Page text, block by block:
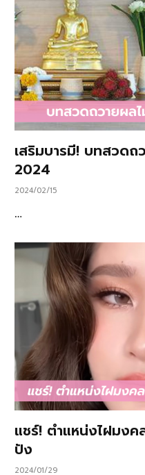
เสริมบารมี! บทสวดถ
2024
2024/02/15
…
แชร์! ตำแหน่งไฝมงค
ปัง
2024/01/29